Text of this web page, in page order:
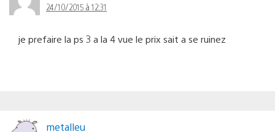
24/10/2015 à 12:31
je prefaire la ps 3 a la 4 vue le prix sait a se ruinez
metalleu